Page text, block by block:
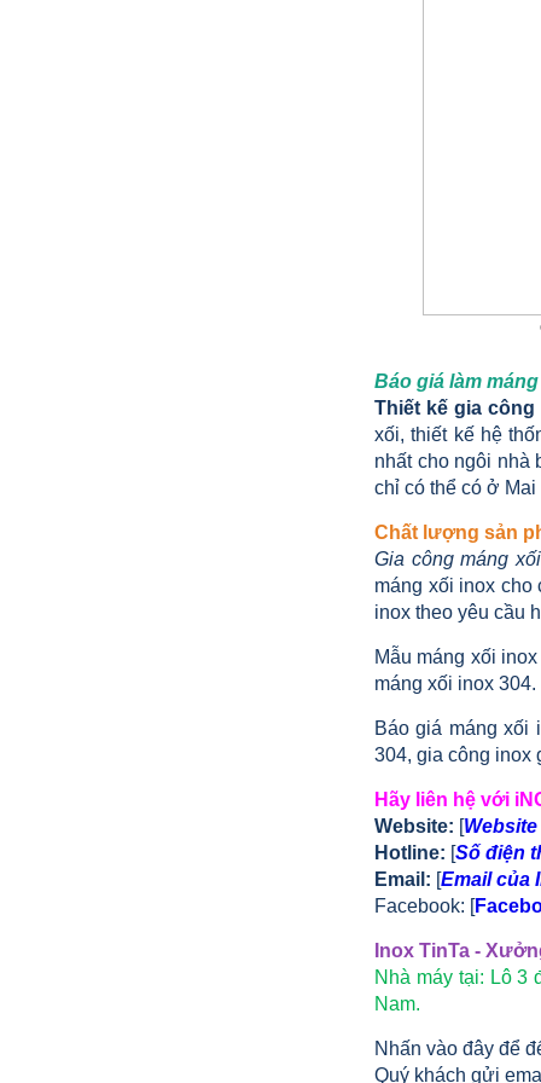
Báo giá làm
Thiết kế gia
xối, thiết kế hệ
nhất cho ngôi nhà
chỉ có thể có ở
Chất lượng sản
Gia công máng
máng xối inox cho
inox theo yêu cầu
Mẫu máng xối
máng xối inox
Báo giá máng xối
304, gia công inox
Hãy liên hệ với
Website: [
Hotline: [Số điện
Email: [Email của
Facebook: [
Inox TinTa -
Nhà máy tại: Lô 3
Nam.
Nhấn vào đây để
Quý khách gửi